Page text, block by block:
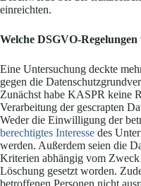
einreichten.
Welche DSGVO-
Eine Untersuchung deckte
gegen die
Zunächst habe KASPR keine
Verarbeitung der gescrapten
Weder die Einwilligung der
berechtigtes Interesse des
werden. Außerdem seien die
Kriterien abhängig vom
Löschung gesetzt worden.